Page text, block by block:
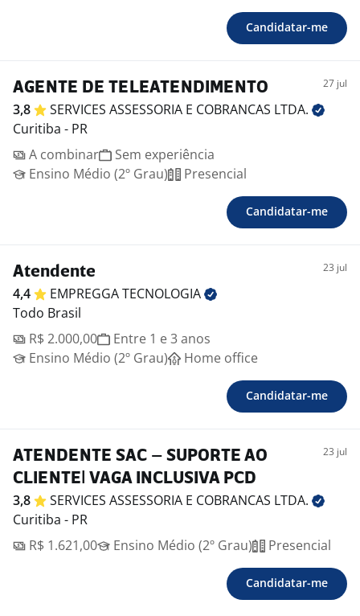
Candidatar-me
AGENTE DE TELEATENDIMENTO 27 jul
3,8 SERVICES ASSESSORIA E COBRANCAS LTDA.
Curitiba - PR
A combinar
Sem experiência
Ensino Médio (2º Grau)
Presencial
Candidatar-me
Atendente 23 jul
4,4 EMPREGGATECNOLOGIA
Todo Brasil
R$ 2.000,00
Entre 1 e 3 anos
Ensino Médio (2º Grau)
Home office
Candidatar-me
ATENDENTE SAC – SUPORTE AO
CLIENTE| VAGA INCLUSIVA PCD
23 jul
3,8 SERVICES ASSESSORIA E COBRANCAS LTDA.
Curitiba - PR
R$ 1.621,00
Ensino Médio (2º Grau) Presencial
Candidatar-me